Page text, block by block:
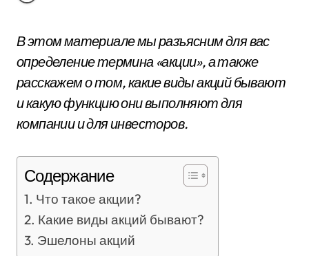
В этом материале мы разъясним для вас
определение термина «акции», а также
расскажем о том, какие виды акций бывают
и какую функцию они выполняют для
компании и для инвесторов.
Содержание
Что такое акции?
Какие виды акций бывают?
Эшелоны акций